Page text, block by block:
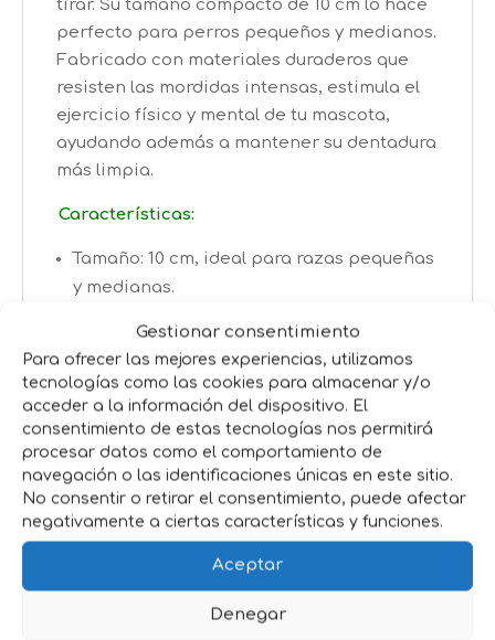
Gestionar consentimiento
Para ofrecer las mejores experiencias, utilizamos
tecnologías como las cookies para almacenar y/o
acceder a la información del dispositivo. El
consentimiento de estas tecnologías nos permitirá
procesar datos como el comportamiento de
navegación o las identificaciones únicas en este sitio.
No consentir o retirar el consentimiento, puede afectar
negativamente a ciertas características y funciones.
Aceptar
Denegar
tirar. Su tamaño compacto de 10 cm lo hace
perfecto para perros pequeños y medianos.
Fabricado con materiales duraderos que
resisten las mordidas intensas, estimula el
ejercicio físico y mental de tu mascota,
ayudando además a mantener su dentadura
más limpia.
Características:
Tamaño: 10 cm, ideal para razas pequeñas
y medianas.
Material duradero y seguro para
mascotas.
Beneficios:
Favorece la limpieza dental durante el
Estimula la actividad física y mental del